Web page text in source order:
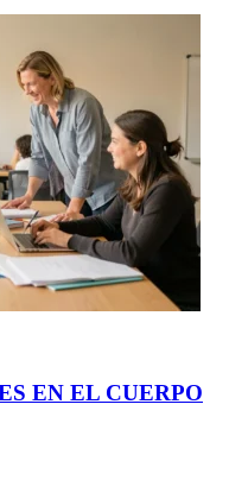
EN EL CUERPO